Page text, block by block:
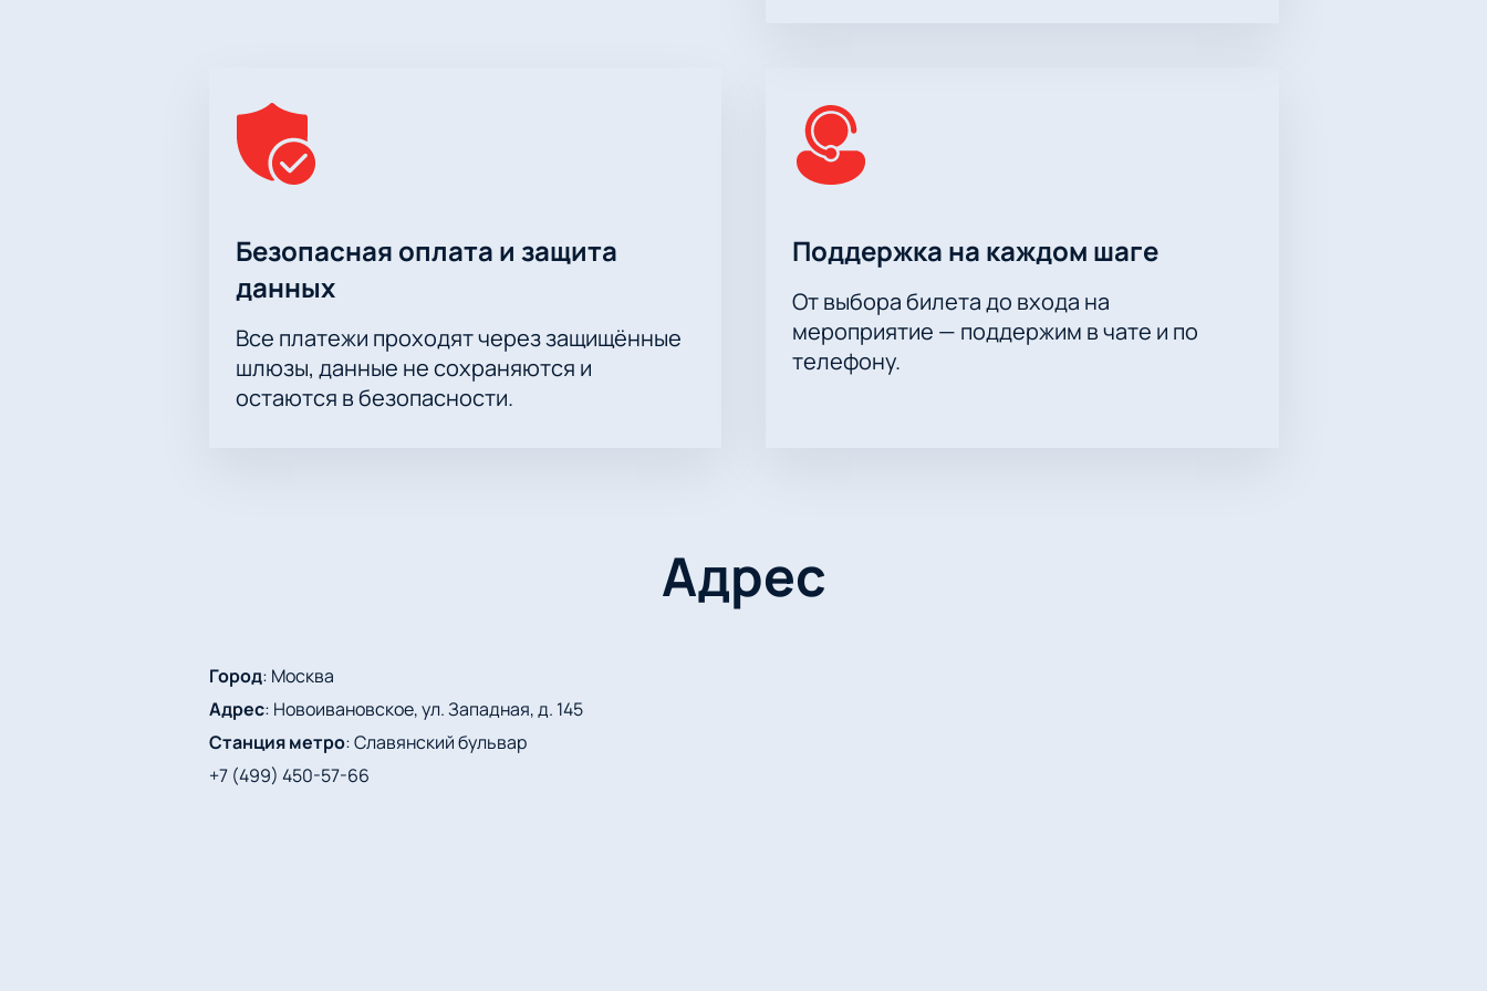
Безопасная оплата и защита
данных
Все платежи проходят через защищённые
шлюзы, данные не сохраняются и
остаются в безопасности.
Поддержка на каждом шаге
От выбора билета до входа на
мероприятие — поддержим в чате и по
телефону.
Адрес
Город: Москва
Адрес: Новоивановское, ул. Западная, д. 145
Станция метро:Славянский бульвар
+7 (499) 450-57-66